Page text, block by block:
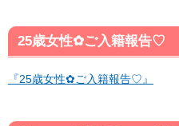
25歳女性✿ご入籍報告♡
『25歳女性✿ご入籍報告♡』